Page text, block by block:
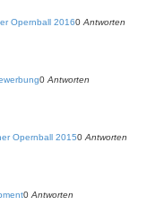
Opernball 20160 Antworten
0 Antworten
Opernball 20150 Antworten
0 Antworten